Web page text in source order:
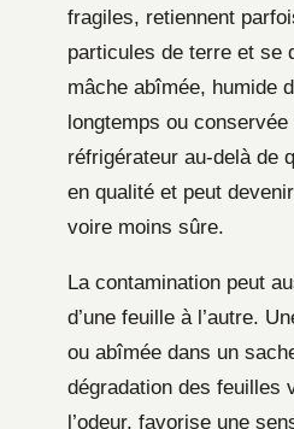
fragiles, retiennent
particules de terre et se
mâche abîmée, humide
longtemps ou
réfrigérateur au-delà de
en qualité et peut
voire moins sûre.
La contamination peut
d’une feuille à l’autre.
ou abîmée dans un
dégradation des feuilles
l’odeur, favorise une